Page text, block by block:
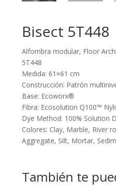
Bisect 5T448
Alfombra modular, Floor
5T448
Medida: 61×61 cm
Construcción: Patrón
Base: Ecoworx®
Fibra: Ecosolution Q100™
Dye Method: 100% Solution
Colores: Clay, Marble, River
Aggregate, Silt, Mortar,
También te